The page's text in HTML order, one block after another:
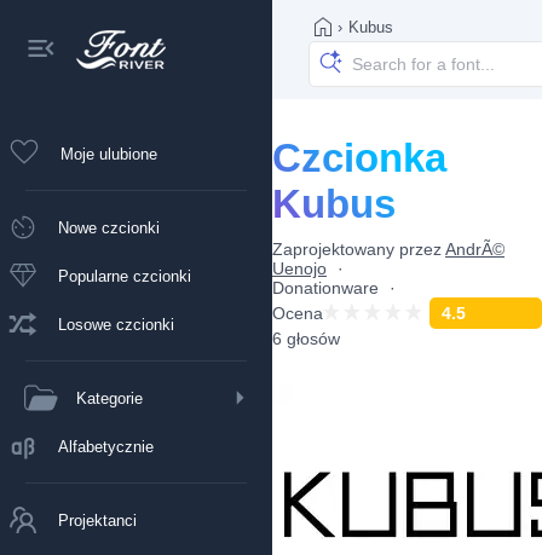
Moje ulubione
Nowe czcionki
Popularne czcionki
Losowe czcionki
Kategorie
Alfabetycznie
Projektanci
› Kubus
Czcionka
Kubus
Zaprojektowany przezAndrÃ©
Uenojo
Donationware
Ocena
4.5
6 głosów